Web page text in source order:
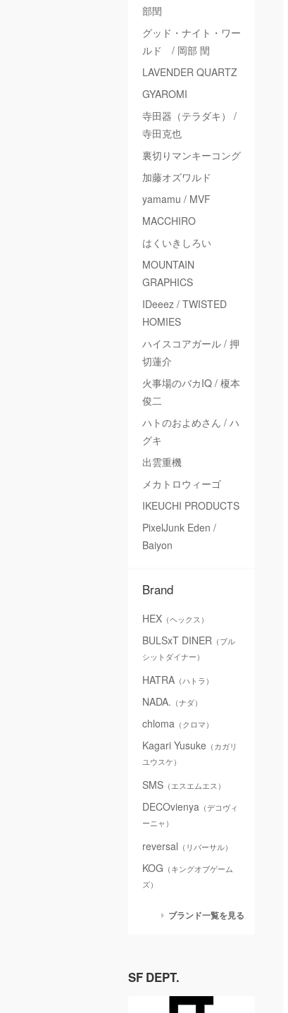
部閏
グッド・ナイト・ワー
ルド / 岡部 閏
LAVENDER QUARTZ
GYAROMI
寺田器（テラダキ） /
寺田克也
裏切りマンキーコング
加藤オズワルド
yamamu / MVF
MACCHIRO
はくいきしろい
MOUNTAIN
GRAPHICS
IDeeez / TWISTED
HOMIES
ハイスコアガール / 押
切蓮介
火事場のバカIQ / 榎本
俊二
ハトのおよめさん / ハ
グキ
出雲重機
メカトロウィーゴ
IKEUCHI PRODUCTS
PixelJunk Eden /
Baiyon
Brand
HEX （ヘックス）
BULSxT DINER （ブル
シットダイナー）
HATRA （ハトラ）
NADA. （ナダ）
chloma （クロマ）
Kagari Yusuke （カガリ
ユウスケ）
SMS （エスエムエス）
DECOvienya （デコヴィ
ーニャ）
reversal （リバーサル）
KOG （キングオブゲーム
ズ）
ブランド一覧を見る
SF DEPT.